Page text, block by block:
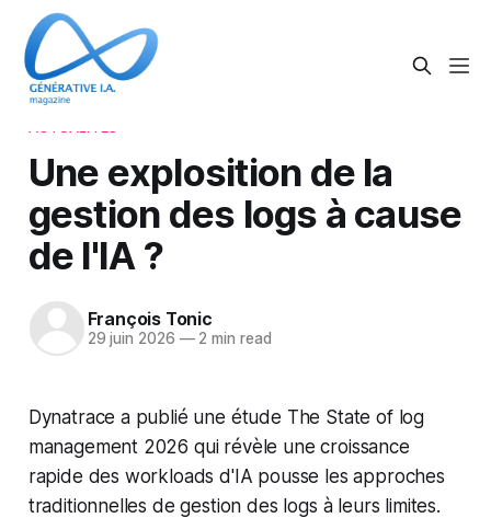
Une explosition de la
gestion des logs à cause
de l'IA ?
François Tonic
29 juin 2026 —2 min read
Dynatrace a publié une étude The State of log
management 2026 qui révèle une croissance
rapide des workloads d'IA pousse les approches
traditionnelles de gestion des logs à leurs limites.